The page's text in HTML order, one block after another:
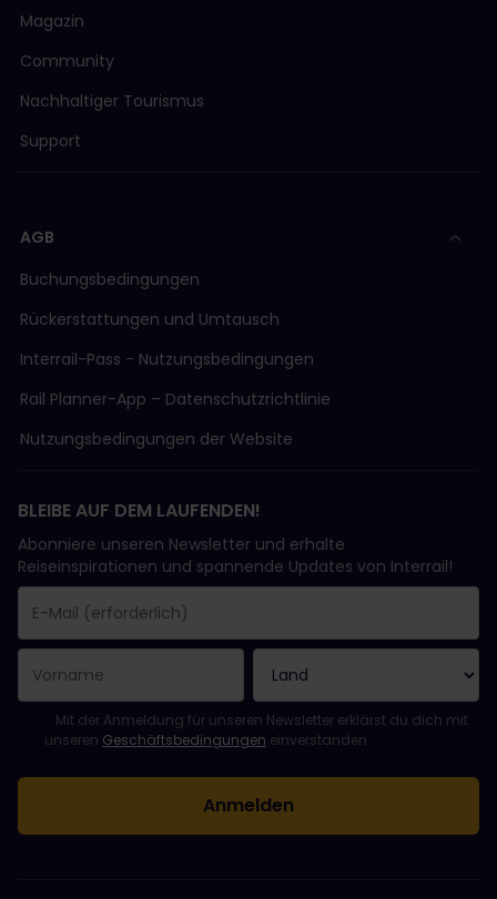
Magazin
Community
Nachhaltiger Tourismus
Support
AGB
Buchungsbedingungen
Rückerstattungen und Umtausch
Interrail-Pass - Nutzungsbedingungen
Rail Planner-App – Datenschutzrichtlinie
Nutzungsbedingungen der Website
BLEIBE AUF DEM LAUFENDEN!
Abonniere unseren Newsletter und erhalte
Reiseinspirationen und spannende Updates von Interrail!
Sie haben sich erfolgreich angemeldet.
Das Feld „E-Mail-Adresse“ ist ein Pflichtfeld!
Diese E-Mail-Adresse ist ungültig!
Beim Abonnieren des Newsletters ist ein Fehler aufgetreten.
Du hast diesen Newsletter bereits abonniert!
Bitte stimme den Allgemeinen Geschäftsbedingungen zu, um
Mit der Anmeldung für unseren Newsletter erklärst du dich mit
unseren Geschäftsbedingungen einverstanden.